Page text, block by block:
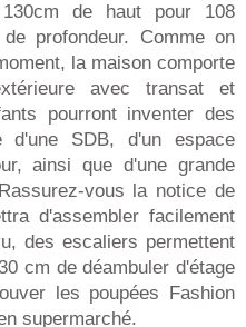
de haut pour 108
profondeur. Comme on
la maison comporte
avec transat et
pourront inventer des
d'une SDB, d'un espace
ainsi que d'une grande
vous la notice de
d'assembler facilement
des escaliers permettent
cm de déambuler d'étage
les poupées Fashion
supermarché.